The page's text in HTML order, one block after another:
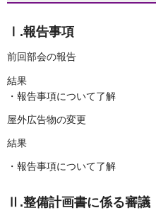
Ⅰ.報告事項
前回部会の報告
結果
・報告事項について了解
屋外広告物の変更
結果
・報告事項について了解
Ⅱ.整備計画書に係る審議